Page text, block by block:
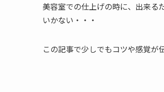
美容室での仕上げの時に、出来る
いかない・・・
この記事で少しでもコツや感覚